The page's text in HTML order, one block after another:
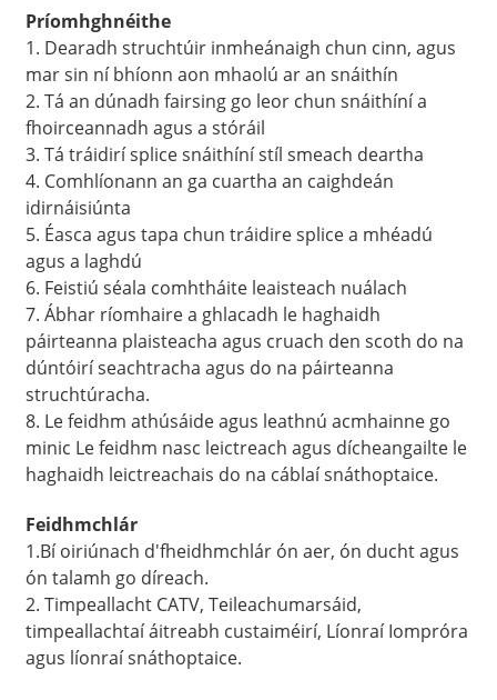
Príomhghnéithe
1. Dearadh struchtúir inmheánaigh chun cinn, agus
mar sin ní bhíonn aon mhaolú ar an snáithín
2. Tá an dúnadh fairsing go leor chun snáithíní a
fhoirceannadh agus a stóráil
3. Tá tráidirí splice snáithíní stíl smeach deartha
4. Comhlíonann an ga cuartha an caighdeán
idirnáisiúnta
5. Éasca agus tapa chun tráidire splice a mhéadú
agus a laghdú
6. Feistiú séala comhtháite leaisteach nuálach
7. Ábhar ríomhaire a ghlacadh le haghaidh
páirteanna plaisteacha agus cruach den scoth do na
dúntóirí seachtracha agus do na páirteanna
struchtúracha.
8. Le feidhm athúsáide agus leathnú acmhainne go
minic Le feidhm nasc leictreach agus dícheangailte le
haghaidh leictreachais do na cáblaí snáthoptaice.
Feidhmchlár
1.Bí oiriúnach d'fheidhmchlár ón aer, ón ducht agus
ón talamh go díreach.
2. Timpeallacht CATV, Teileachumarsáid,
timpeallachtaí áitreabh custaiméirí, Líonraí Iompróra
agus líonraí snáthoptaice.